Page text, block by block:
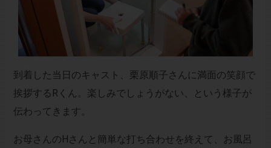
到着した当日のキャスト、栗原順子さんに満面の笑顔で
挨拶するRくん。楽しみでしょうがない、という様子が
伝わってきます。
お母さんのHさんと簡単な打ち合わせを終えて、お風呂